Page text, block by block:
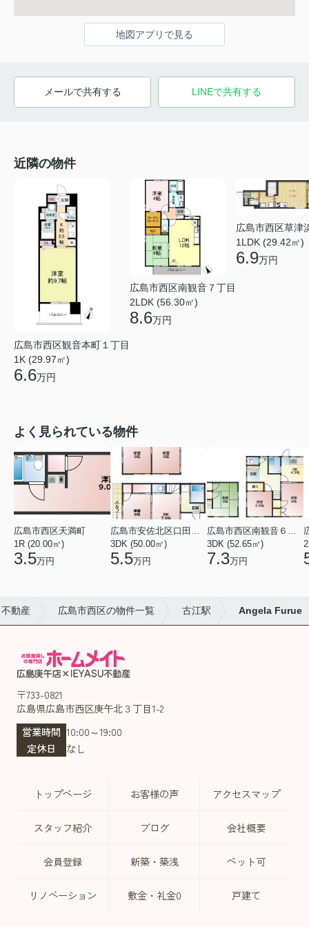
地図アプリで見る
メールで共有する LINEで共有する
近隣の物件
広島市西区観音本町１丁目
1K (29.97㎡)
6.6万円
広島市西区南観音７丁目
2LDK (56.30㎡)
8.6万円
広島市西区草津
1LDK (29.42㎡)
6.9万円
よく見られている物件
広島市西区天満町
1R (20.00㎡)
3.5万円
3DK (50.00㎡)
5.5万円
3DK (52.65㎡)
7.3万円
動産 広島市西区の物件一覧 古江駅 Angela Furue
〒733-0821
広島県広島市西区庚午北３丁目1-2
営業時間 10:00～19:00
定休日
なし
トップページ お客様の声 アクセスマップ
スタッフ紹介 ブログ 会社概要
会員登録 新築・築浅 ペット可
リノベーション 敷金・礼金0 戸建て